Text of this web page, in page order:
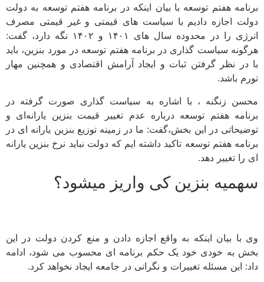
برنامه هفتم توسعه با بیان اینکه در برنامه هفتم توسعه به دولت
دولت اجازه دادیم با سیاست های قیمتی و غیر قیمتی مصرف
انرژی را در محدوده سال های ۱۴۰۱ و ۱۴۰۲ نگه دارد، گفت:
هرگونه سیاست گذاری در برنامه هفتم توسعه در مورد بنزین، باید
با در نظر گرفتن ثبات و ایجاد آرامش اقتصادی و همچنین مهار
تورم باشد.
محسن زنگنه ، با اشاره به سیاست گذاری صورت گرفته در
برنامه هفتم توسعه درباره عدم تغییر قیمت بنزین یارانه‌ای و
توضیحاتی در این بخش،گفت: ما در زمینه توزیع بنزین یارانه ای در
برنامه هفتم توسعه تاکید داشته ایم که دولت نباید نرخ بنزین یارانه
ای را تغییر دهد.
سهمیه بنزین کی واریز میشود؟
وی با بیان اینکه به واقع اجازه دادن و منع کردن دولت در این
بخش به خودی خود یک حکم برنامه ای محسوب می شود، ادامه
داد: این مسئله تغییرات و نگرانی در جامعه ایجاد نخواهد کرد.